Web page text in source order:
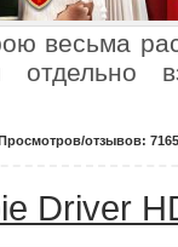
весьма
отзывов:
Driver